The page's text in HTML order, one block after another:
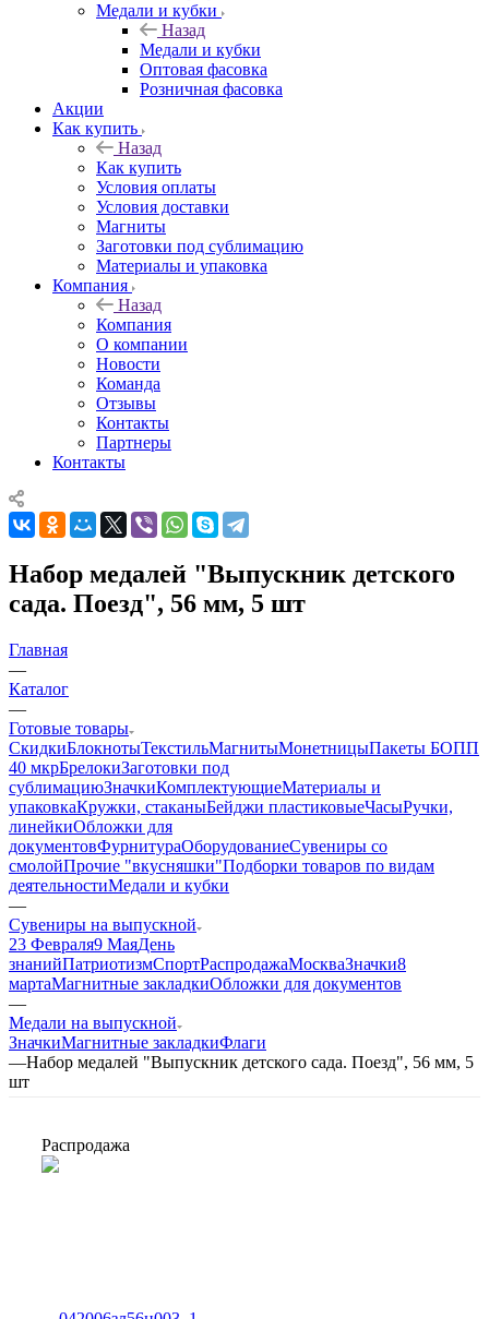
Медали и кубки
Назад
Медали и кубки
Оптовая фасовка
Розничная фасовка
Акции
Как купить
Назад
Как купить
Условия оплаты
Условия доставки
Магниты
Заготовки под сублимацию
Материалы и упаковка
Компания
Назад
Компания
О компании
Новости
Команда
Отзывы
Контакты
Партнеры
Контакты
Набор медалей "Выпускник детского
сада. Поезд", 56 мм, 5 шт
Главная
—
Каталог
—
Готовые товары
СкидкиБлокнотыТекстильМагнитыМонетницыПакеты БОПП
40 мкрБрелокиЗаготовки под
сублимациюЗначкиКомплектующиеМатериалы и
упаковкаКружки, стаканыБейджи пластиковыеЧасыРучки,
линейкиОбложки для
документовФурнитураОборудованиеСувениры со
смолойПрочие "вкусняшки"Подборки товаров по видам
деятельностиМедали и кубки
—
Сувениры на выпускной
23 Февраля9 МаяДень
знанийПатриотизмСпортРаспродажаМоскваЗначки8
мартаМагнитные закладкиОбложки для документов
—
Медали на выпускной
ЗначкиМагнитные закладкиФлаги
—Набор медалей "Выпускник детского сада. Поезд", 56 мм, 5
шт
Распродажа